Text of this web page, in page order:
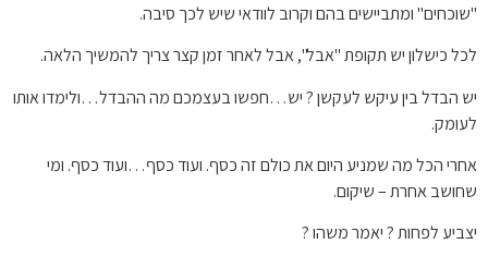
"שוכחים" ומתביישים בהם וקרוב לוודאי שיש לכך סיבה.
לכל כישלון יש תקופת "אבל", אבל לאחר זמן קצר צריך להמשיך הלאה.
יש הבדל בין עיקש לעקשן ? יש…חפשו בעצמכם מה ההבדל…ולימדו אותו
לעומק.
אחרי הכל מה שמניע היום את כולם זה כסף. ועוד כסף…ועוד כסף. ומי
שחושב אחרת – שיקום.
יצביע לפחות ? יאמר משהו ?